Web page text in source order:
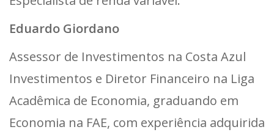
Eduardo Giordano
Assessor de Investimentos na Costa Azul
Investimentos e Diretor Financeiro na Liga
Acadêmica de Economia, graduando em
Economia na FAE, com experiência adquirida